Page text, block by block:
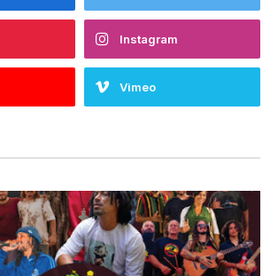
Instagram
Vimeo